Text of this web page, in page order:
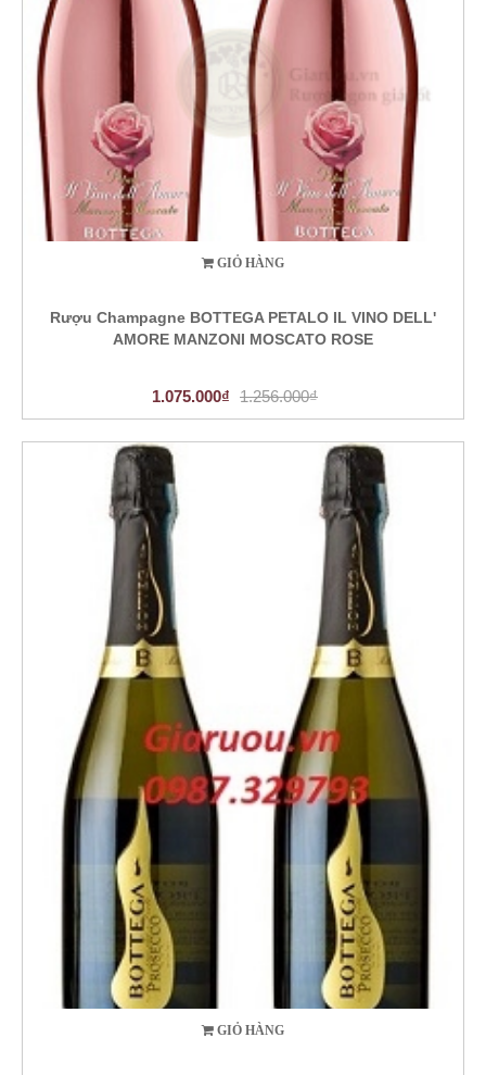
GIỎ HÀNG
Rượu Champagne BOTTEGA PETALO IL VINO DELL'
AMORE MANZONI MOSCATO ROSE
1.075.000₫ 1.256.000₫
GIỎ HÀNG